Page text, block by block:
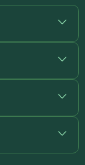
+
+
+
+